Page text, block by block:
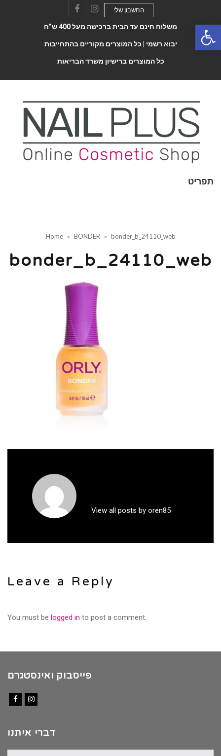
FacebookInstagram
החשבון שלי
משלוח חינם עד הבית ברכישה מעל 400 ש”ח
יבוא רשמי | כל המוצרים מקוריים בהתחייבות
כל המוצרים ברישיון משרד הבריאות
Toggle
תפריט
Home » BONDER » bonder_b_24110_web
bonder_b_24110_web
View all posts by oren85
Leave a Reply
You must be logged in to post a comment.
פייסבוק ואינסטגרם
דברי איתנו
שם: